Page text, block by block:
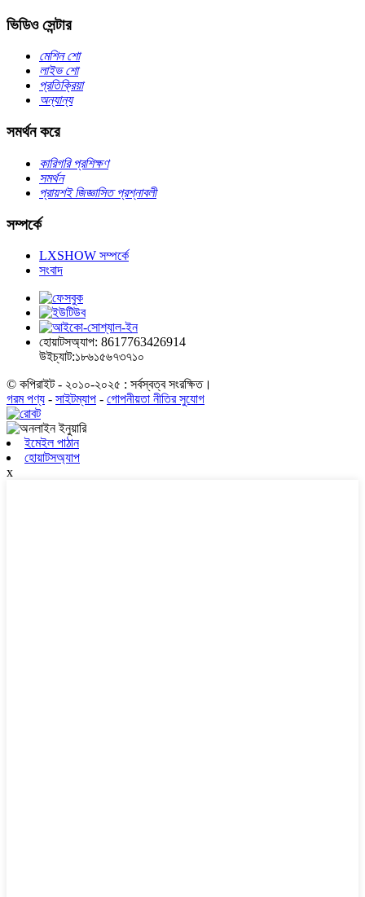
ভিডিও সেন্টার
মেশিন শো
লাইভ শো
প্রতিক্রিয়া
অন্যান্য
সমর্থন করে
কারিগরি প্রশিক্ষণ
সমর্থন
প্রায়শই জিজ্ঞাসিত প্রশ্নাবলী
সম্পর্কে
LXSHOW সম্পর্কে
সংবাদ
হোয়াটসঅ্যাপ: 8617763426914
উইচ্যাট:১৮৬১৫৬৭৩৭১০
© কপিরাইট - ২০১০-২০২৫ : সর্বস্বত্ব সংরক্ষিত।
গরম পণ্য - সাইটম্যাপ - গোপনীয়তা নীতির সুযোগ
ইমেইল পাঠান
হোয়াটসঅ্যাপ
x